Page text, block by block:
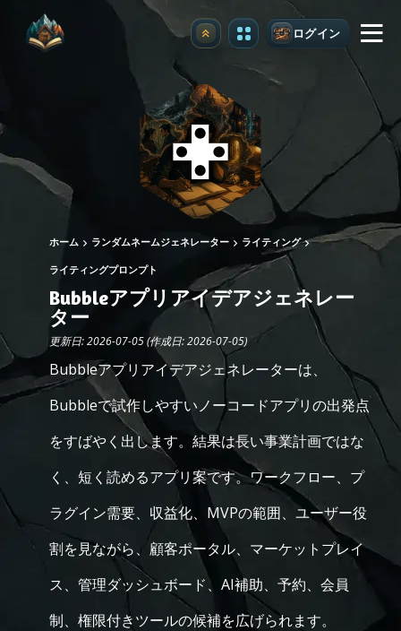
アップグレード ログイン
ホーム ランダムネームジェネレーター ライティング
ライティングプロンプト
Bubbleアプリアイデアジェネレー
ター
更新日: 2026-07-05 (作成日: 2026-07-05)
Bubbleアプリアイデアジェネレーターは、
Bubbleで試作しやすいノーコードアプリの出発点
をすばやく出します。結果は長い事業計画ではな
く、短く読めるアプリ案です。ワークフロー、プ
ラグイン需要、収益化、MVPの範囲、ユーザー役
割を見ながら、顧客ポータル、マーケットプレイ
ス、管理ダッシュボード、AI補助、予約、会員
制、権限付きツールの候補を広げられます。